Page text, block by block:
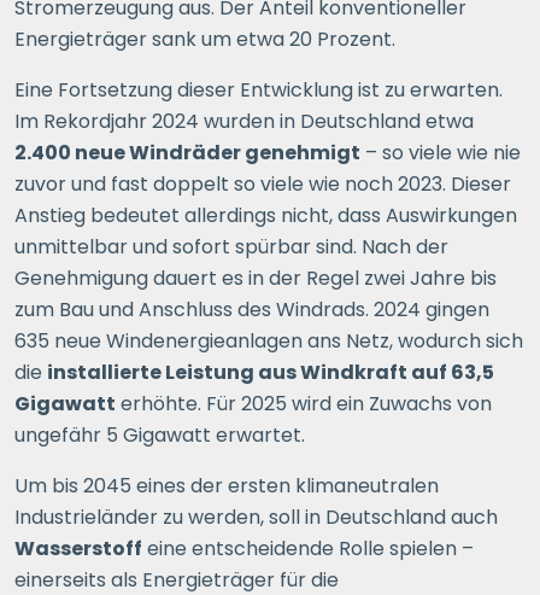
Stromerzeugung aus. Der Anteil konventioneller
Energieträger sank um etwa 20 Prozent.
Eine Fortsetzung dieser Entwicklung ist zu erwarten.
Im Rekordjahr 2024 wurden in Deutschland etwa
2.400 neue Windräder genehmigt – so viele wie nie
zuvor und fast doppelt so viele wie noch 2023. Dieser
Anstieg bedeutet allerdings nicht, dass Auswirkungen
unmittelbar und sofort spürbar sind. Nach der
Genehmigung dauert es in der Regel zwei Jahre bis
zum Bau und Anschluss des Windrads. 2024 gingen
635 neue Windenergieanlagen ans Netz, wodurch sich
die installierte Leistung aus Windkraft auf 63,5
Gigawatt erhöhte. Für 2025 wird ein Zuwachs von
ungefähr 5 Gigawatt erwartet.
Um bis 2045 eines der ersten klimaneutralen
Industrieländer zu werden, soll in Deutschland auch
Wasserstoff eine entscheidende Rolle spielen –
einerseits als Energieträger für die